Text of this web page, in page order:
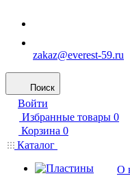
zakaz@everest-59.ru
Поиск
Войти
Избранные товары 0
Корзина 0
Каталог
О